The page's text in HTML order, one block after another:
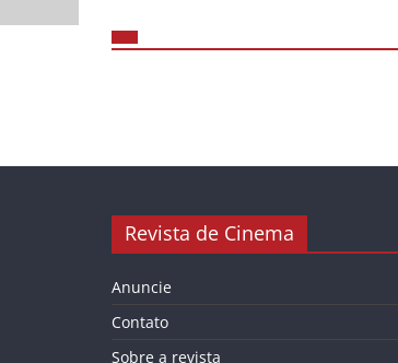
Revista de Cinema
Anuncie
Contato
Sobre a revista